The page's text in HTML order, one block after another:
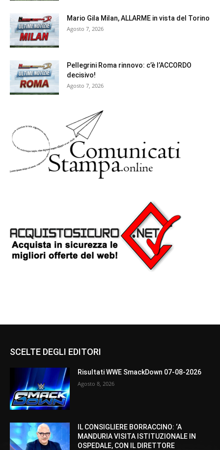
Mario Gila Milan, ALLARME in vista del Torino
Agosto 7, 2026
Pellegrini Roma rinnovo: c’è l’ACCORDO
decisivo!
Agosto 7, 2026
SCELTE DEGLI EDITORI
Risultati WWE SmackDown 07-08-2026
Agosto 8, 2026
IL CONSIGLIERE BORRACCINO: ‘A
MANDURIA VISITA ISTITUZIONALE IN
OSPEDALE, CON IL DIRETTORE